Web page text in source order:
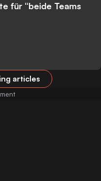
für “beide Teams
articles